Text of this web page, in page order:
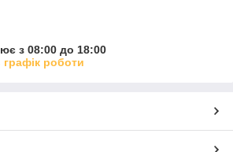
з 08:00 до 18:00
роботи